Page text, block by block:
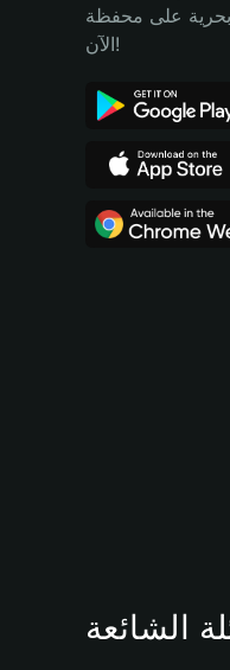
Português (Brasil)
استكشاف عالم الويب 3 بحرية على محفظة Bitget Wallet. ابدأ رحلتك
الآن!
الشائعة